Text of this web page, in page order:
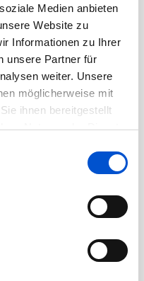
Medien anbieten
Website zu
Informationen zu Ihrer
unsere Partner für
weiter. Unsere
möglicherweise mit
ihnen bereitgestellt
Nutzung der Dienste